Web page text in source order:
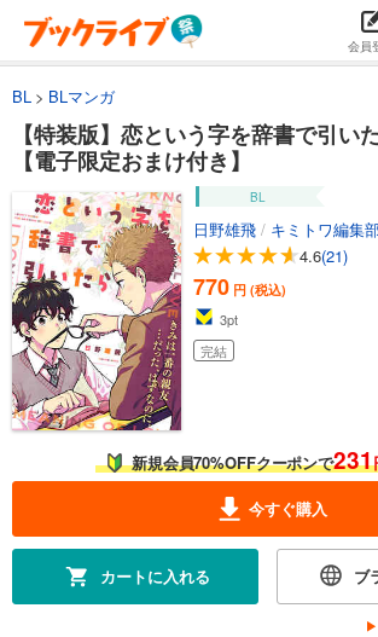
会員
BL BLマンガ
【特装版】恋という字を辞書で引い
【電子限定おまけ付き】
BL
日野雄飛 / キミトワ編集
4.6(21)
770 円 (税込)
3pt
完結
新規会員70%OFFクーポンで231
今すぐ購入
カートに入れる ブ